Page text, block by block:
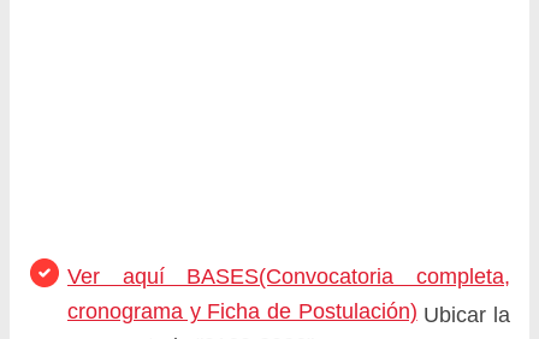
Ver aquí BASES(Convocatoria completa,
cronograma y Ficha de Postulación)Ubicar la